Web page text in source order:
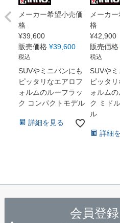
メーカー希望小売価
格
¥39,600
販売価格 ¥39,600
税込
SUVやミニバンにも
ピッタリなエアロフ
ォルムのルーフラッ
ク コンパクトモデル
詳細を見る
メーカ
格
¥42,900
販売価格
税込
SUVや
ピッタ
ォルム
ク ミド
ル
詳細
会員登録